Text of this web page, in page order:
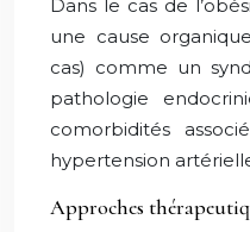
Dans le cas de
une cause
cas) comme un
pathologie
comorbidités
hypertension
Approches